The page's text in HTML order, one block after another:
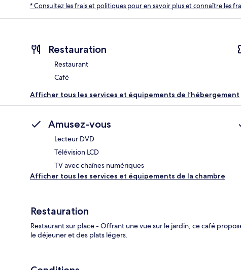
* Consultez les frais et politiques pour en savoir plus et connaître les
Restauration
Restaurant
Café
Afficher tous les services et équipements de l’hébergement
Amusez-vous
Lecteur DVD
Télévision LCD
TV avec chaînes numériques
Afficher tous les services et équipements de la chambre
Restauration
Restaurant sur place - Offrant une vue sur le jardin, ce café
le déjeuner et des plats légers.